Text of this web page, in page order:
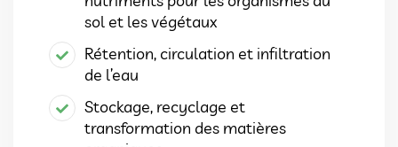
sol et les végétaux
Rétention, circulation et infiltration
de l’eau
Stockage, recyclage et
transformation des matières